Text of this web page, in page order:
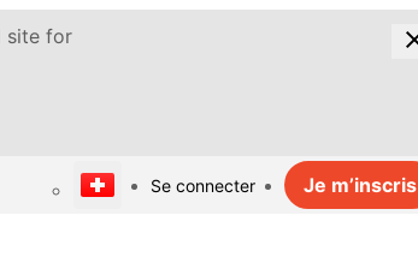
site for
Se connecter Je m’inscris